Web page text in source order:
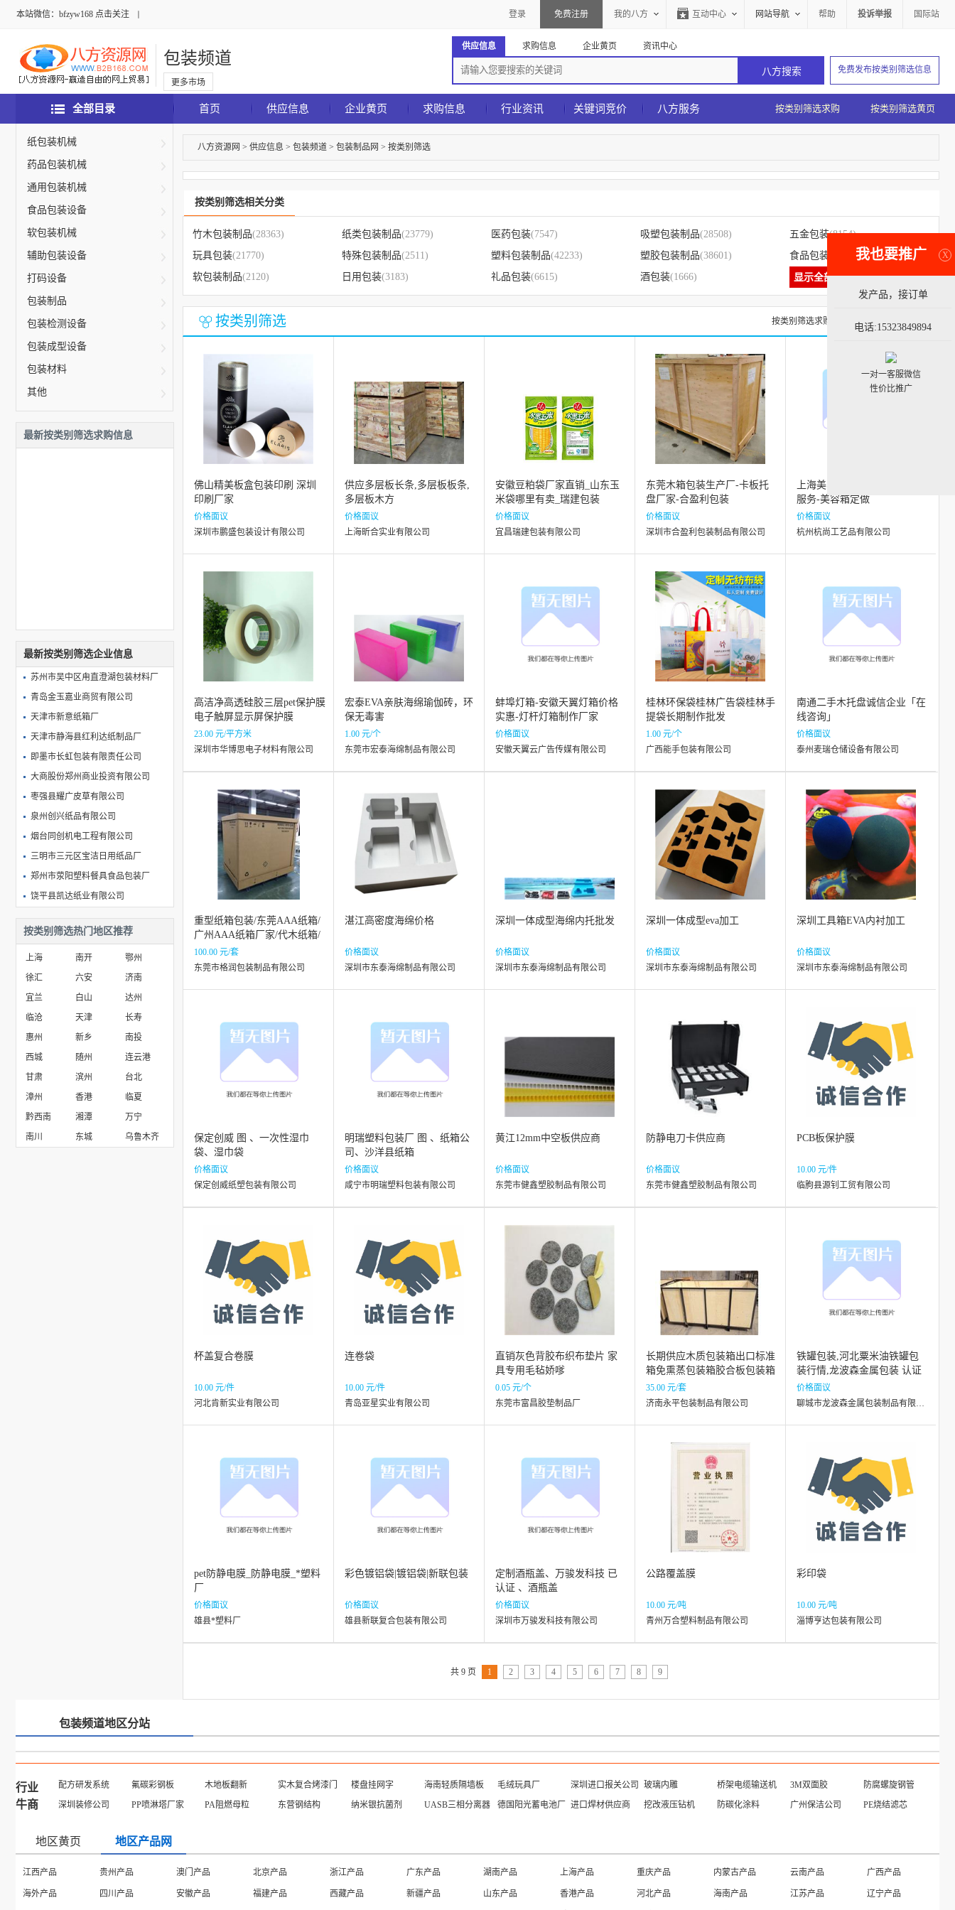
登录 免费注册 我的八方 互动中心 网站导航 帮助 投诉举报 国际站
本站微信：bfzyw168 点击关注
包装频道
更多市场
免费发布按类别筛选信息
供应信息 求购信息 企业黄页 资讯中心
全部目录 首页 供应信息 企业黄页 求购信息 行业资讯 关键词竞价 八方服务 按类别筛选黄页
按类别筛选求购
纸包装机械
药品包装机械
通用包装机械
食品包装设备
软包装机械
辅助包装设备
打码设备
包装制品
包装检测设备
包装成型设备
包装材料
其他
最新按类别筛选求购信息
最新按类别筛选企业信息
苏州市吴中区甪直澄湖包装材料厂
青岛金玉嘉业商贸有限公司
天津市新意纸箱厂
天津市静海县红利达纸制品厂
即墨市长虹包装有限责任公司
大商股份郑州商业投资有限公司
枣强县耀广皮草有限公司
泉州创兴纸品有限公司
烟台同创机电工程有限公司
三明市三元区宝洁日用纸品厂
郑州市荥阳塑料餐具食品包装厂
饶平县凯达纸业有限公司
大庆市智奇得利经贸有限公司
按类别筛选热门地区推荐
上海 南开
鄂州
徐汇
六安
济南
宜兰
白山
达州
临沧
天津
长寿
惠州
新乡
南投
西城
随州
连云港
甘肃
滨州
台北
漳州
香港
临夏
黔西南
湘潭
万宁
南川
东城 乌鲁木齐
八方资源网 > 供应信息 > 包装频道 > 包装制品网 > 按类别筛选
按类别筛选相关分类
竹木包装制品(28363) 纸类包装制品(23779) 医药包装(7547) 吸塑包装制品(28508) 五金包装(8154)
玩具包装(21770) 特殊包装制品(2511) 塑料包装制品(42233) 塑胶包装制品(38601) 食品包装
(8418)
软包装制品(2120) 日用包装(3183) 礼品包装(6615) 酒包装(1666) 显示全部
按类别筛选 按类别筛选求购信息 按类别筛选黄页
佛山精美板盒包装印刷 深圳
印刷厂家
价格面议
深圳市鹏盛包装设计有限公司
供应多层板长条,多层板板条,
多层板木方
价格面议
上海昕合实业有限公司
安徽豆粕袋厂家直销_山东玉
米袋哪里有卖_瑞建包装
价格面议
宜昌瑞建包装有限公司
东莞木箱包装生产厂-卡板托
盘厂家-合盈利包装
价格面议
深圳市合盈利包装制品有限公司
上海美容箱-杭尚工艺品为您
服务-美容箱定做
价格面议
杭州杭尚工艺品有限公司
高洁净高透硅胶三层pet保护膜
电子触屏显示屏保护膜
23.00 元/平方米
深圳市华博思电子材料有限公司
宏泰EVA亲肤海绵瑜伽砖，环
保无毒害
1.00 元/个
东莞市宏泰海绵制品有限公司
蚌埠灯箱-安徽天翼灯箱价格
实惠-灯杆灯箱制作厂家
价格面议
安徽天翼云广告传媒有限公司
桂林环保袋桂林广告袋桂林手
提袋长期制作批发
1.00 元/个
广西能手包装有限公司
南通二手木托盘诚信企业「在
线咨询」
价格面议
泰州麦瑞仓储设备有限公司
重型纸箱包装/东莞AAA纸箱/
广州AAA纸箱厂家/代木纸箱/
瓦楞纸箱
100.00 元/套
东莞市格润包装制品有限公司
湛江高密度海绵价格
价格面议
深圳市东泰海绵制品有限公司
深圳一体成型海绵内托批发
价格面议
深圳市东泰海绵制品有限公司
深圳一体成型eva加工
价格面议
深圳市东泰海绵制品有限公司
深圳工具箱EVA内衬加工
价格面议
深圳市东泰海绵制品有限公司
保定创威 图 、一次性湿巾
袋、湿巾袋
价格面议
保定创威纸塑包装有限公司
明瑞塑料包装厂 图 、纸箱公
司、沙洋县纸箱
价格面议
咸宁市明瑞塑料包装有限公司
黄江12mm中空板供应商
价格面议
东莞市健鑫塑胶制品有限公司
防静电刀卡供应商
价格面议
东莞市健鑫塑胶制品有限公司
PCB板保护膜
10.00 元/件
临朐县源钊工贸有限公司
杯盖复合卷膜
10.00 元/件
河北肯新实业有限公司
连卷袋
10.00 元/件
青岛亚星实业有限公司
直销灰色背胶布织布垫片 家
具专用毛毡娇嗲
0.05 元/个
东莞市富昌胶垫制品厂
长期供应木质包装箱出口标准
箱免熏蒸包装箱胶合板包装箱
35.00 元/套
济南永平包装制品有限公司
铁罐包装,河北粟米油铁罐包
装行情,龙波森金属包装 认证
商家
价格面议
聊城市龙波森金属包装制品有限公司
pet防静电膜_防静电膜_*塑料
厂
价格面议
雄县*塑料厂
彩色镀铝袋|镀铝袋|新联包装
价格面议
雄县新联复合包装有限公司
定制酒瓶盖、万骏发科技 已
认证 、酒瓶盖
价格面议
深圳市万骏发科技有限公司
公路覆盖膜
10.00 元/吨
青州万合塑料制品有限公司
彩印袋
10.00 元/吨
淄博亨达包装有限公司
共 9 页 1 2 3 4 5 6 7 8 9
包装频道地区分站
行业
牛商
配方研发系统 氟碳彩钢板 木地板翻新 实木复合烤漆门 楼盘挂网字 海南轻质隔墙板 毛绒玩具厂 深圳进口报关公司 玻璃内雕 桥架电缆输送机 3M双面胶
防腐螺旋钢管
深圳装修公司
PP喷淋塔厂家 PA阻燃母粒 东营钢结构 纳米银抗菌剂 UASB三相分离器 德国阳光蓄电池厂 进口焊材供应商 挖改液压钻机 防碳化涂料 广州保洁公司 PE烧结滤芯
地区黄页 地区产品网
北京黄页 天津黄页 上海黄页 重庆黄页 香港黄页 澳门黄页 台湾黄页 海南黄页 江苏黄页 河北黄页 山西黄页 内蒙古黄页
辽宁黄页 吉林黄页 黑龙江黄页 浙江黄页 安徽黄页 福建黄页 江西黄页 山东黄页 河南黄页 湖北黄页 湖南黄页 广东黄页
X
我也要推广
发产品，接订单
电话:15323849894
一对一客服微信
性价比推广